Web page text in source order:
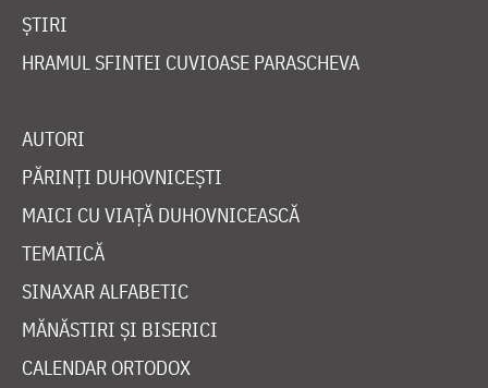
ȘTIRI
HRAMUL SFINTEI CUVIOASE PARASCHEVA
AUTORI
PĂRINȚI DUHOVNICEȘTI
MAICI CU VIAȚĂ DUHOVNICEASCĂ
TEMATICĂ
SINAXAR ALFABETIC
MĂNĂSTIRI ȘI BISERICI
CALENDAR ORTODOX